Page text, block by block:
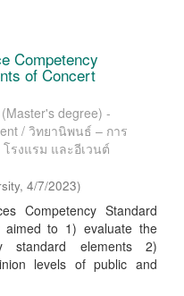
Competency
of Concert
degree) -
/ วิทยานิพนธ์ – การ
โรงแรม และอีเวนต์
, 4/7/2023)
Competency Standard
aimed to 1) evaluate the
standard elements 2)
levels of public and